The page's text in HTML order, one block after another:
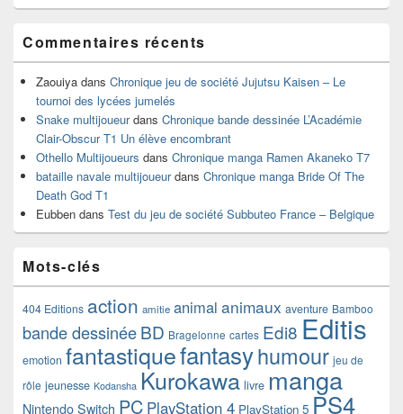
Commentaires récents
Zaouiya dans Chronique jeu de société Jujutsu Kaisen – Le
tournoi des lycées jumelés
Snake multijoueurdans Chronique bande dessinée L’Académie
Clair-Obscur T1 Un élève encombrant
Othello Multijoueurs dans Chronique manga Ramen Akaneko T7
bataille navale multijoueurdans Chronique manga Bride Of The
Death God T1
Eubben dans Test du jeu de société Subbuteo France – Belgique
Mots-clés
404 Editions action amitie animal animaux aventure Bamboo
bande dessinéeBD Bragelonne cartes Edi8 Editis
emotion fantastiquefantasyhumour jeu de
rôle jeunesse Kodansha Kurokawa livre manga
Nintendo Switch PC PlayStation 4 PlayStation 5 PS4